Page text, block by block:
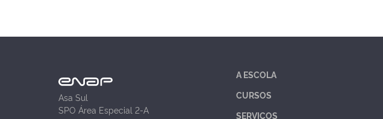
Asa Sul
SPO Área Especial 2-A
A ESCOLA
CURSOS
SERVIÇOS